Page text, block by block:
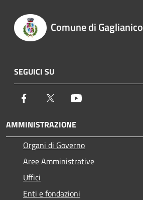
Comune di Gaglianico
SEGUICI SU
Facebook Twitter
AMMINISTRAZIONE
Organi di Governo
Aree Amministrative
Uffici
Enti e fondazioni